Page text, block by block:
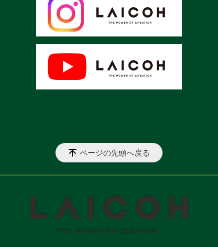
ページの先頭へ戻る